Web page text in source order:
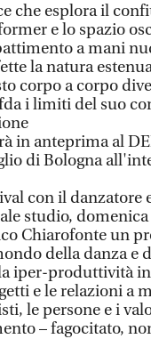
che esplora il
e lo spazio
a mani
la natura
corpo a corpo
i limiti del suo
in anteprima al
di Bologna
con il danzatore
studio,
Chiarofonte un
della danza e
iper-produttività
e le relazioni a
le persone e i
– fagocitato,